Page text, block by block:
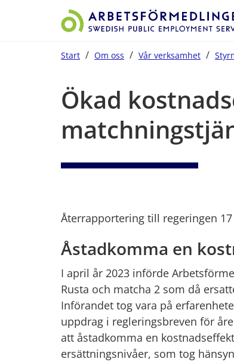
Start / Om oss / Vår verksamhet /
Ökad
Återrapportering till regeringen
Åstadkomma en
I april år 2023 införde
Rusta och matcha 2 som då
Införandet tog vara på
uppdrag i regleringsbreven för
att åstadkomma en
ersättningsnivåer, som tog